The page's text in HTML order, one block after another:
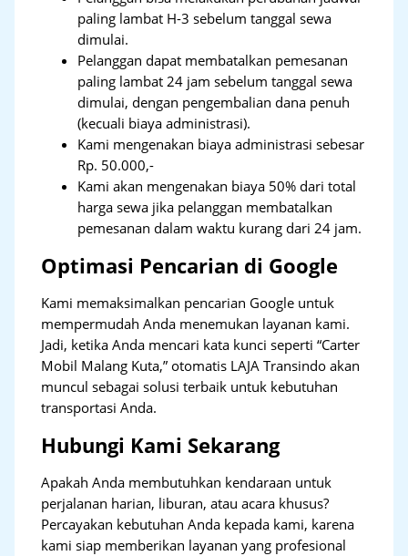
paling lambat H-3 sebelum tanggal sewa
dimulai.
Pelanggan dapat membatalkan pemesanan
paling lambat 24 jam sebelum tanggal sewa
dimulai, dengan pengembalian dana penuh
(kecuali biaya administrasi).
Kami mengenakan biaya administrasi sebesar
Rp. 50.000,-
Kami akan mengenakan biaya 50% dari total
harga sewa jika pelanggan membatalkan
pemesanan dalam waktu kurang dari 24 jam.
Optimasi Pencarian di Google
Kami memaksimalkan pencarian Google untuk
mempermudah Anda menemukan layanan kami.
Jadi, ketika Anda mencari kata kunci seperti “Carter
Mobil Malang Kuta,” otomatis LAJA Transindo akan
muncul sebagai solusi terbaik untuk kebutuhan
transportasi Anda.
Hubungi Kami Sekarang
Apakah Anda membutuhkan kendaraan untuk
perjalanan harian, liburan, atau acara khusus?
Percayakan kebutuhan Anda kepada kami, karena
kami siap memberikan layanan yang profesional